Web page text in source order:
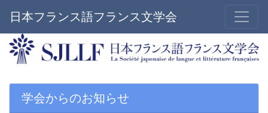
日本フランス語フランス文学会
学会からのお知らせ